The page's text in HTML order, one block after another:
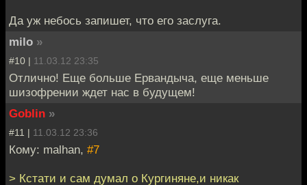
Да уж небось запишет, что его заслуга.
milo »
#10 | 11.03.12 23:35
Отлично! Еще больше Ервандыча, еще меньше
шизофрении ждет нас в будущем!
Goblin »
#11 | 11.03.12 23:36
Кому: malhan, #7
> Кстати и сам думал о Кургиняне,и никак